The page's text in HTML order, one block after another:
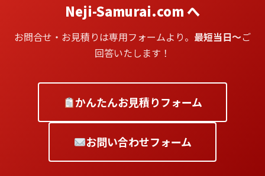
Neji-Samurai.com へ
お問合せ・お見積りは専用フォームより。 最短当日〜ご
回答いたします！
かんたんお見積りフォーム
お問い合わせフォーム